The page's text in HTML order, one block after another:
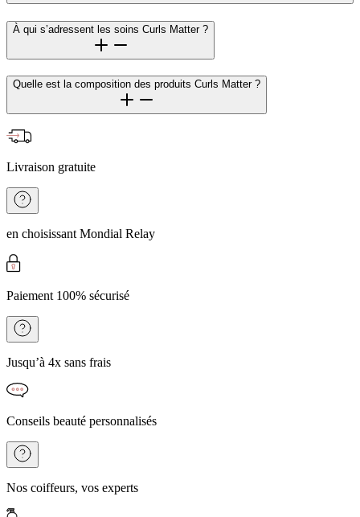
À qui s’adressent les soins Curls Matter ?
Quelle est la composition des produits Curls Matter ?
Livraison gratuite
en choisissant Mondial Relay
Paiement 100% sécurisé
Jusqu’à 4x sans frais
Conseils beauté personnalisés
Nos coiffeurs, vos experts